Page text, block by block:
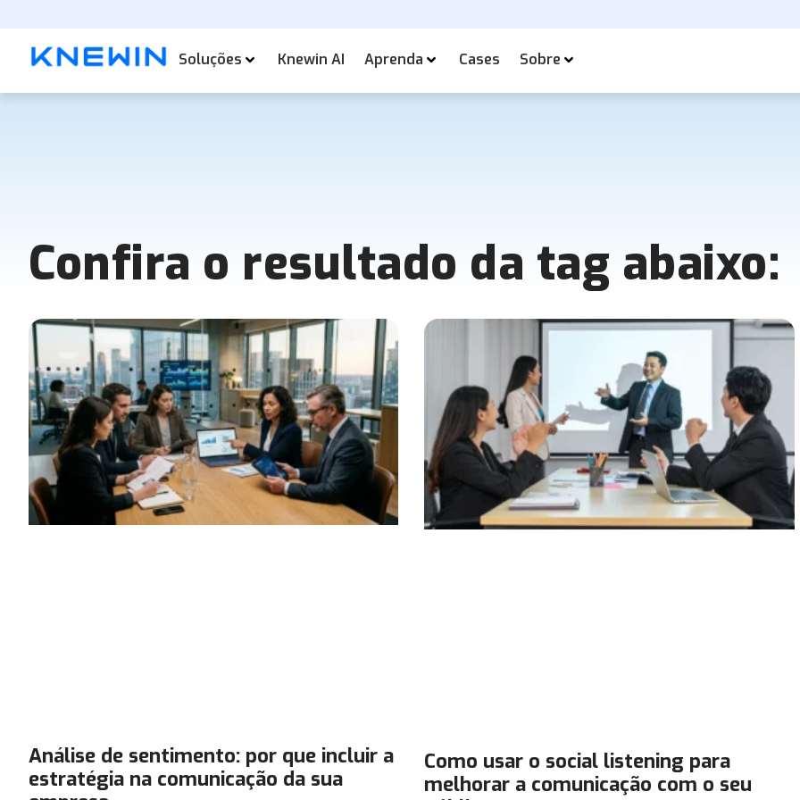
Soluções Knewin AI Aprenda Cases Sobre
Confira o resultado da tag abaixo:
Análise de sentimento: por que incluir a
estratégia na comunicação da sua
Como usar o social listening para
melhorar a comunicação com o seu